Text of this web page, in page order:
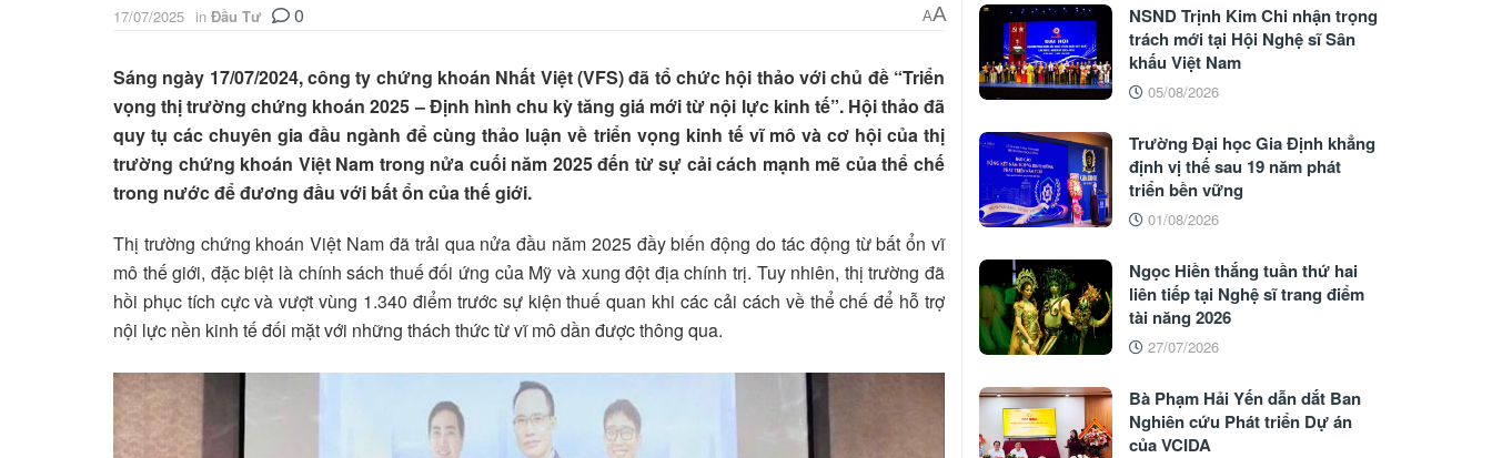
17/07/2025 in Đầu Tư 0 AA
Sáng ngày 17/07/2024, công ty chứng khoán Nhất Việt (VFS) đã tổ chức hội thảo với chủ đề “Triển
vọng thị trường chứng khoán 2025 – Định hình chu kỳ tăng giá mới từ nội lực kinh tế”. Hội thảo đã
quy tụ các chuyên gia đầu ngành để cùng thảo luận về triển vọng kinh tế vĩ mô và cơ hội của thị
trường chứng khoán Việt Nam trong nửa cuối năm 2025 đến từ sự cải cách mạnh mẽ của thể chế
trong nước để đương đầu với bất ổn của thế giới.
Thị trường chứng khoán Việt Nam đã trải qua nửa đầu năm 2025 đầy biến động do tác động từ bất ổn vĩ
mô thế giới, đặc biệt là chính sách thuế đối ứng của Mỹ và xung đột địa chính trị. Tuy nhiên, thị trường đã
hồi phục tích cực và vượt vùng 1.340 điểm trước sự kiện thuế quan khi các cải cách về thể chế để hỗ trợ
nội lực nền kinh tế đối mặt với những thách thức từ vĩ mô dần được thông qua.
NSND Trịnh Kim Chi nhận trọng
trách mới tại Hội Nghệ sĩ Sân
khấu Việt Nam
05/08/2026
Trường Đại học Gia Định khẳng
định vị thế sau 19 năm phát
triển bền vững
01/08/2026
Ngọc Hiền thắng tuần thứ hai
liên tiếp tại Nghệ sĩ trang điểm
tài năng 2026
27/07/2026
Bà Phạm Hải Yến dẫn dắt Ban
Nghiên cứu Phát triển Dự án
của VCIDA